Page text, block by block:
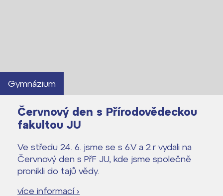
Gymnázium
Červnový den s Přírodovědeckou
fakultou JU
Ve středu 24. 6. jsme se s 6.V a 2.r vydali na
Červnový den s PřF JU, kde jsme společně
pronikli do tajů vědy.
více informací ›